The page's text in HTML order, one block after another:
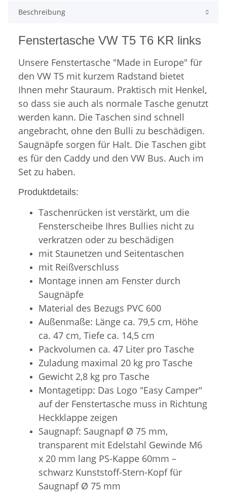
Beschreibung
Fenstertasche VW T5 T6 KR links
Unsere Fenstertasche "Made in Europe" für
den VW T5 mit kurzem Radstand bietet
Ihnen mehr Stauraum. Praktisch mit Henkel,
so dass sie auch als normale Tasche genutzt
werden kann. Die Taschen sind schnell
angebracht, ohne den Bulli zu beschädigen.
Saugnäpfe sorgen für Halt. Die Taschen gibt
es für den Caddy und den VW Bus. Auch im
Set zu haben.
Produktdetails:
Taschenrücken ist verstärkt, um die
Fensterscheibe Ihres Bullies nicht zu
verkratzen oder zu beschädigen
mit Staunetzen und Seitentaschen
mit Reißverschluss
Montage innen am Fenster durch
Saugnäpfe
Material des Bezugs PVC 600
Außenmaße: Länge ca. 79,5 cm, Höhe
ca. 47 cm, Tiefe ca. 14,5 cm
Packvolumen ca. 47 Liter pro Tasche
Zuladung maximal 20 kg pro Tasche
Gewicht 2,8 kg pro Tasche
Montagetipp: Das Logo "Easy Camper"
auf der Fenstertasche muss in Richtung
Heckklappe zeigen
Saugnapf: Saugnapf Ø 75 mm,
transparent mit Edelstahl Gewinde M6
x 20 mm lang PS-Kappe 60mm –
schwarz Kunststoff-Stern-Kopf für
Saugnapf Ø 75 mm